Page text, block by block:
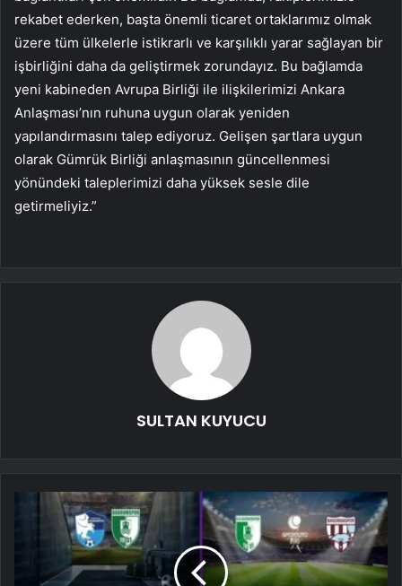
rekabet ederken, başta önemli ticaret ortaklarımız olmak
üzere tüm ülkelerle istikrarlı ve karşılıklı yarar sağlayan bir
işbirliğini daha da geliştirmek zorundayız. Bu bağlamda
yeni kabineden Avrupa Birliği ile ilişkilerimizi Ankara
Anlaşması’nın ruhuna uygun olarak yeniden
yapılandırmasını talep ediyoruz. Gelişen şartlara uygun
olarak Gümrük Birliği anlaşmasının güncellenmesi
yönündeki taleplerimizi daha yüksek sesle dile
getirmeliyiz.”
SULTAN KUYUCU